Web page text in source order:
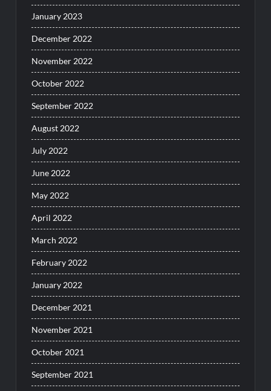
January 2023
December 2022
November 2022
October 2022
September 2022
August 2022
July 2022
June 2022
May 2022
April 2022
March 2022
February 2022
January 2022
December 2021
November 2021
October 2021
September 2021